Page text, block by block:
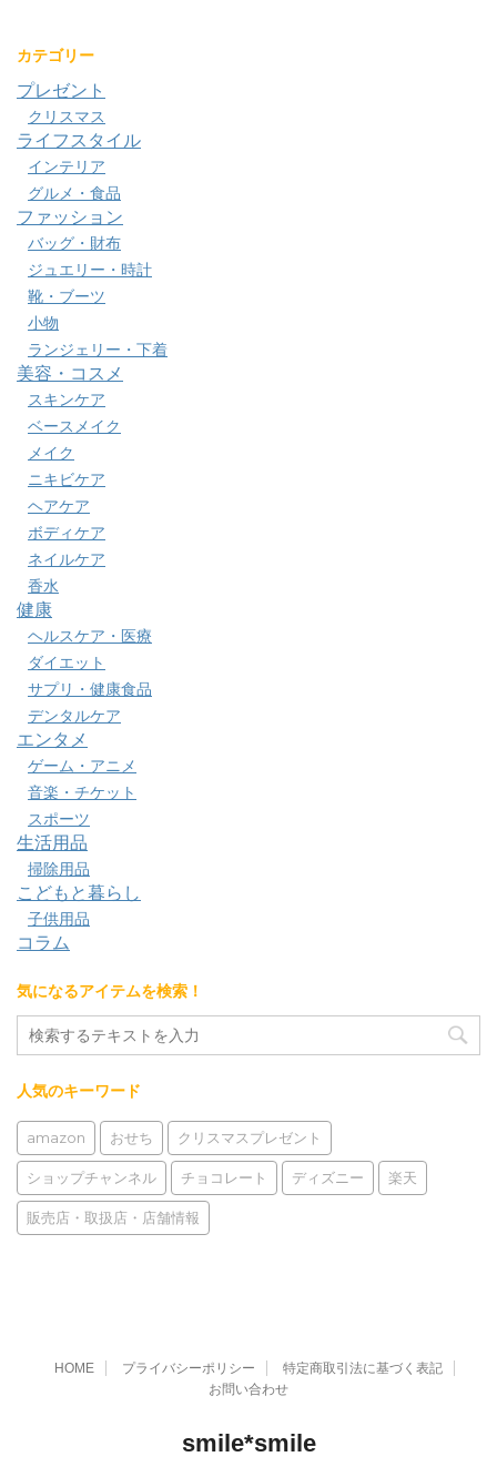
カテゴリー
プレゼント
クリスマス
ライフスタイル
インテリア
グルメ・食品
ファッション
バッグ・財布
ジュエリー・時計
靴・ブーツ
小物
ランジェリー・下着
美容・コスメ
スキンケア
ベースメイク
メイク
ニキビケア
ヘアケア
ボディケア
ネイルケア
香水
健康
ヘルスケア・医療
ダイエット
サプリ・健康食品
デンタルケア
エンタメ
ゲーム・アニメ
音楽・チケット
スポーツ
生活用品
掃除用品
こどもと暮らし
子供用品
コラム
気になるアイテムを検索！
人気のキーワード
amazon おせち クリスマスプレゼント
ショップチャンネル チョコレート ディズニー 楽天
販売店・取扱店・店舗情報
HOME プライバシーポリシー
特定商取引法に基づく表記
お問い合わせ
smile*smile